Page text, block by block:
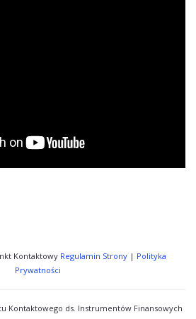
Kontaktowy Regulamin Strony| Polityka
Prywatności
Kontaktowego ds. Instrumentów Finansowych